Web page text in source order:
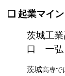
❏ 起業マイ
茨城工
口 一弘
茨城高専で